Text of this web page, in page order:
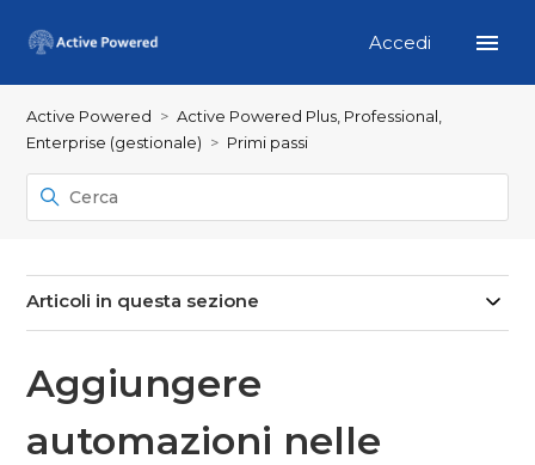
Accedi
Active Powered
Active Powered Plus, Professional,
Enterprise (gestionale)
Primi passi
Articoli in questa sezione
Aggiungere
automazioni nelle